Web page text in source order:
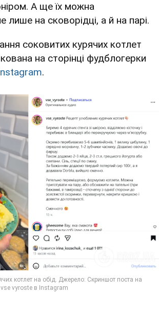
А ще їх можна
лише на сковорідці, а й на парі.
соковитих курячих котлет
на сторінці фудблогерки
.